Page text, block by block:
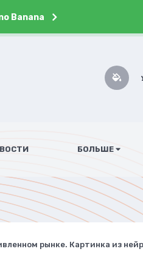
Banana
БОЛЬШЕ
рынке. Картинка из